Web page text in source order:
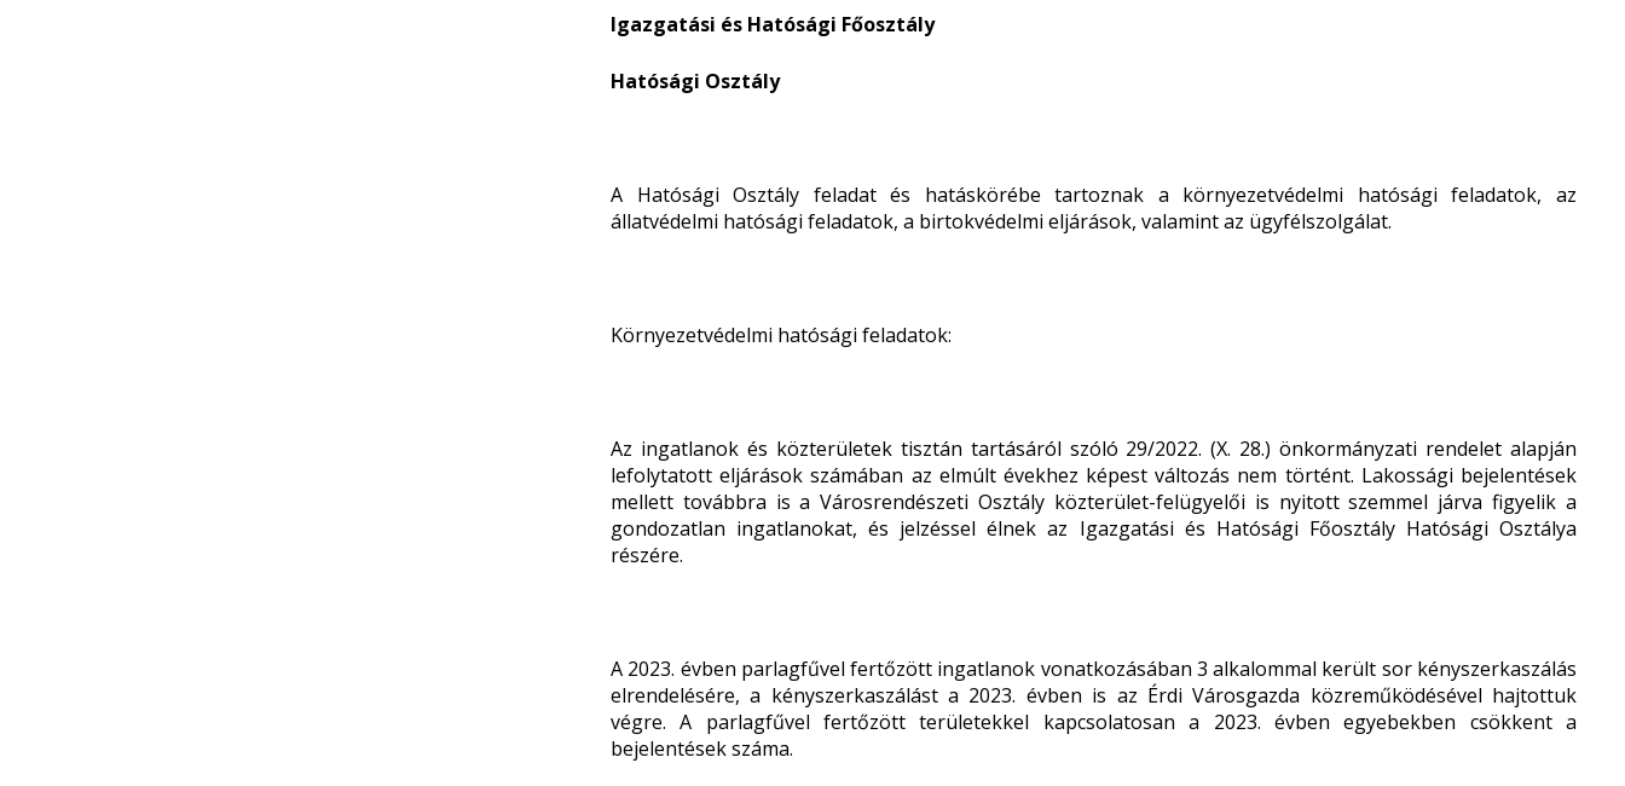
Igazgatási és Hatósági Főosztály
Hatósági Osztály
A Hatósági Osztály feladat és hatáskörébe tartoznak a környezetvédelmi hatósági feladatok, az
állatvédelmi hatósági feladatok, a birtokvédelmi eljárások, valamint az ügyfélszolgálat.
Környezetvédelmi hatósági feladatok:
Az ingatlanok és közterületek tisztán tartásáról szóló 29/2022. (X. 28.) önkormányzati rendelet alapján
lefolytatott eljárások számában az elmúlt évekhez képest változás nem történt. Lakossági bejelentések
mellett továbbra is a Városrendészeti Osztály közterület-felügyelői is nyitott szemmel járva figyelik a
gondozatlan ingatlanokat, és jelzéssel élnek az Igazgatási és Hatósági Főosztály Hatósági Osztálya
részére.
A 2023. évben parlagfűvel fertőzött ingatlanok vonatkozásában 3 alkalommal került sor kényszerkaszálás
elrendelésére, a kényszerkaszálást a 2023. évben is az Érdi Városgazda közreműködésével hajtottuk
végre. A parlagfűvel fertőzött területekkel kapcsolatosan a 2023. évben egyebekben csökkent a
bejelentések száma.